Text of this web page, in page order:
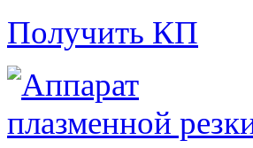
Получить КП